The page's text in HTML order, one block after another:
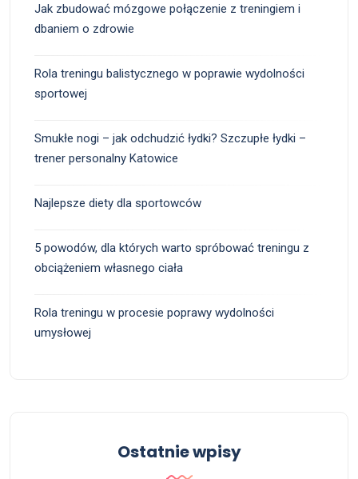
Jak zbudować mózgowe połączenie z treningiem i
dbaniem o zdrowie
Rola treningu balistycznego w poprawie wydolności
sportowej
Smukłe nogi – jak odchudzić łydki? Szczupłe łydki –
trener personalny Katowice
Najlepsze diety dla sportowców
5 powodów, dla których warto spróbować treningu z
obciążeniem własnego ciała
Rola treningu w procesie poprawy wydolności
umysłowej
Ostatnie wpisy